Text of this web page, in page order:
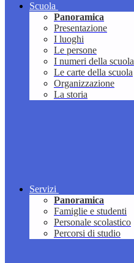
Scuola
Panoramica
Presentazione
I luoghi
Le persone
I numeri della scuola
Le carte della scuola
Organizzazione
La storia
Servizi
Panoramica
Famiglie e studenti
Personale scolastico
Percorsi di studio